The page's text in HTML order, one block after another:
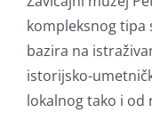
kompleksnog
bazira na
istorijsko-
lokalnog tako i od